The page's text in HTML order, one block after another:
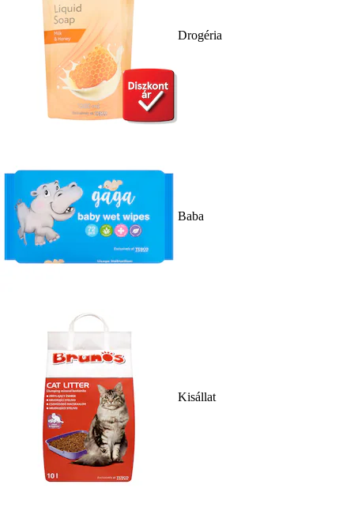
Drogéria
Baba
Kisállat